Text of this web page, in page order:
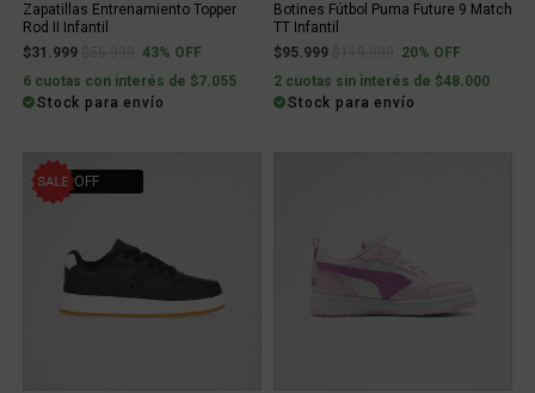
Zapatillas Entrenamiento Topper
Rod II Infantil
$31.999
Price reduced from
to43% OFF
6 cuotas con interés de $7.055
Stock para envío
Botines Fútbol Puma Future 9 Match
TT Infantil
$95.999
Price reduced from
to20% OFF
2 cuotas sin interés de $48.000
Stock para envío
24% OFF